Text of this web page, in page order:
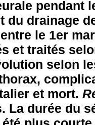
pendant
du drainage
le 1er
et traités
selon
et mort.
La durée du